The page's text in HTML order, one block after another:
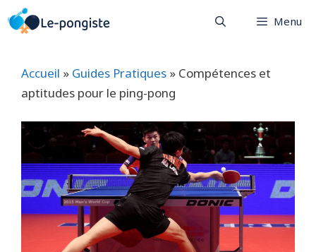
Aller
au
Menu
Accueil » Guides Pratiques » Compétences et
aptitudes pour le ping-pong